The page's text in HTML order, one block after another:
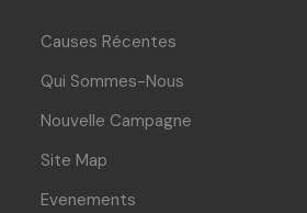
Causes Récentes
Qui Sommes-Nous
Nouvelle Campagne
Site Map
Evenements